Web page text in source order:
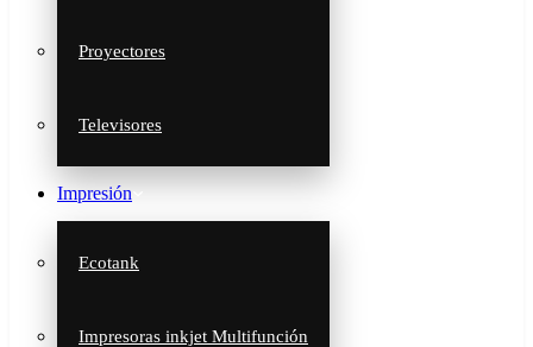
Proyectores
Televisores
Impresión
Ecotank
Impresoras inkjet Multifunción